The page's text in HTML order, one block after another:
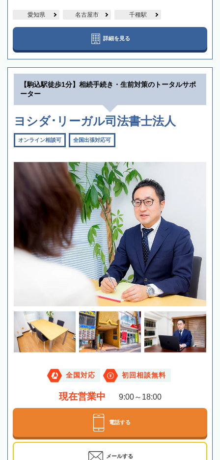
愛知県 名古屋市 千種駅
詳細を見る
【駒込駅徒歩1分】相続手続き・生前対策のトータルサポ
ーター
ヨシダ･リーガル司法書士法人
オンライン相談可 全国出張対応可
全国対応 初回相談無料
現在営業中 9:00～18:00
電話する
メールする